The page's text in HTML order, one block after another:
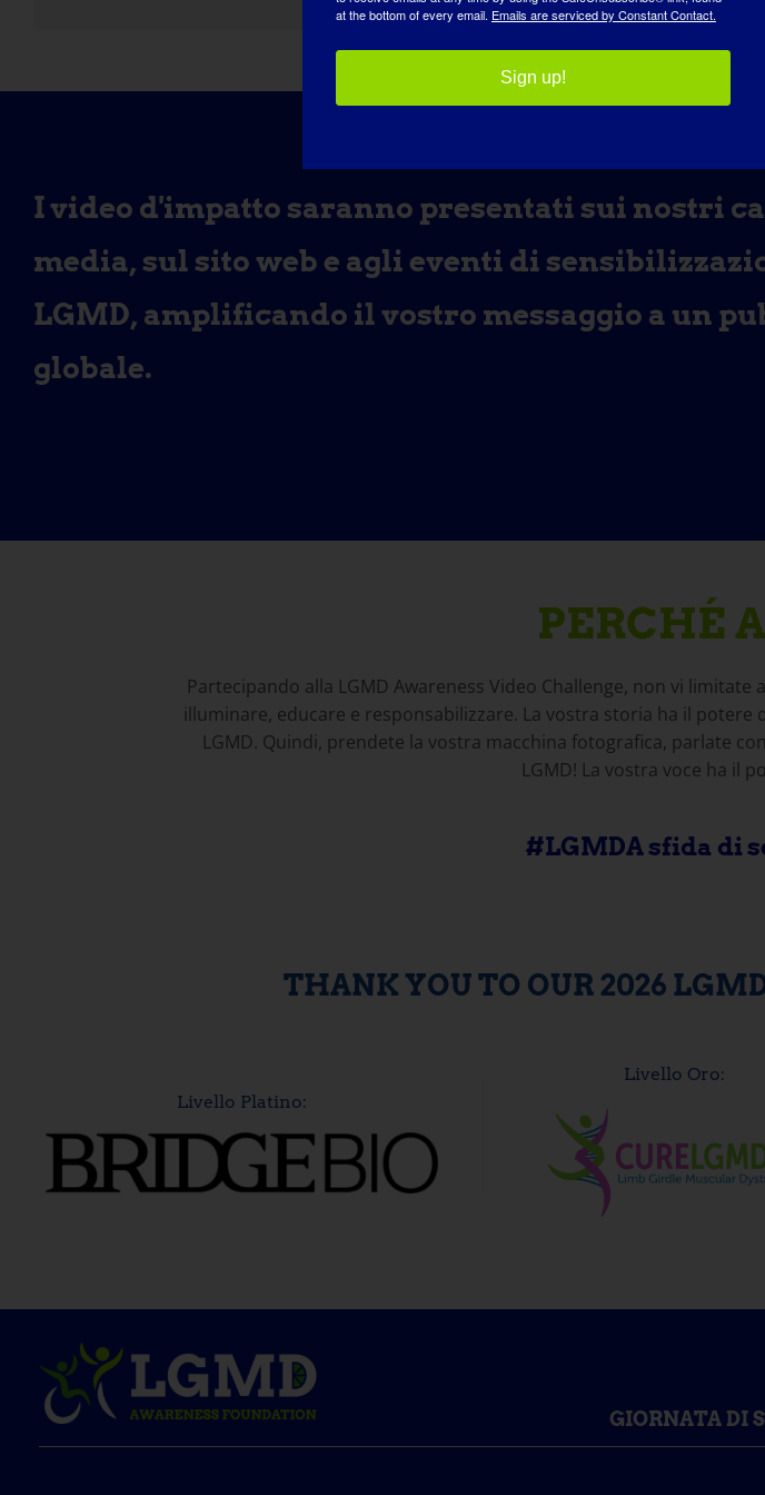
I video d'impatto saranno presentati sui nostri
media, sul sito web e agli eventi di
LGMD, amplificando il vostro messaggio a un
globale.
PERCHÉ
Partecipando alla LGMD Awareness Video Challenge, non vi
illuminare, educare e responsabilizzare. La vostra storia ha il
LGMD. Quindi, prendete la vostra macchina fotografica, parlate
LGMD! La vostra voce ha il
#LGMDA sfida di
THANK YOU TO OUR 2026
Livello Platino:
Livello Oro:
GIORNATA DI
at the bottom of every email. Emails are serviced by Constant Contact.
Sign up!